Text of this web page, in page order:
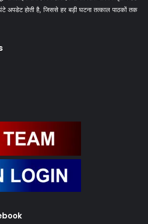
अपडेट होती है, जिससे हर बड़ी घटना तत्काल पाठकों तक